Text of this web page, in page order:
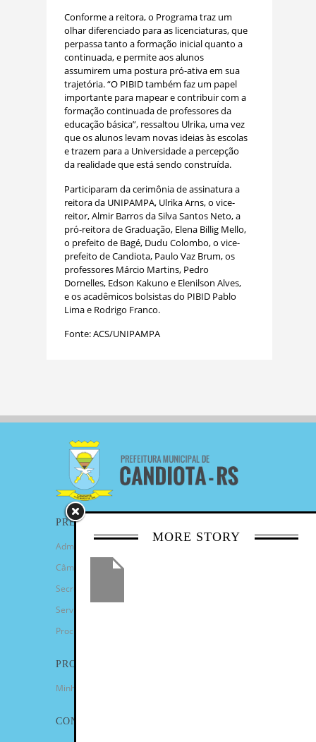
Conforme a reitora, o Programa traz um
olhar diferenciado para as licenciaturas, que
perpassa tanto a formação inicial quanto a
continuada, e permite aos alunos
assumirem uma postura pró-ativa em sua
trajetória. “O PIBID também faz um papel
importante para mapear e contribuir com a
formação continuada de professores da
educação básica”, ressaltou Ulrika, uma vez
que os alunos levam novas ideias às escolas
e trazem para a Universidade a percepção
da realidade que está sendo construída.
Participaram da cerimônia de assinatura a
reitora da UNIPAMPA, Ulrika Arns, o vice-
reitor, Almir Barros da Silva Santos Neto, a
pró-reitora de Graduação, Elena Billig Mello,
o prefeito de Bagé, Dudu Colombo, o vice-
prefeito de Candiota, Paulo Vaz Brum, os
professores Márcio Martins, Pedro
Dornelles, Edson Kakuno e Elenilson Alves,
e os acadêmicos bolsistas do PIBID Pablo
Lima e Rodrigo Franco.
Fonte: ACS/UNIPAMPA
MORE STORY
PREFEITURA
Administração Municipal
Câmara de Vereadores
Secretarias
Serviços
Procuradoria Geral
PROGRAMAS
Minha Casa Minha Vida
CONTATO